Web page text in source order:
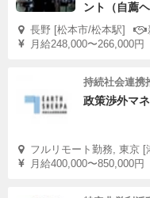
ント（自薦
長野 [松本市/松本駅]
月給248,000〜266,000円
持続社会連携
政策渉外マ
フルリモート勤務, 東京 [
月給400,000〜850,000円